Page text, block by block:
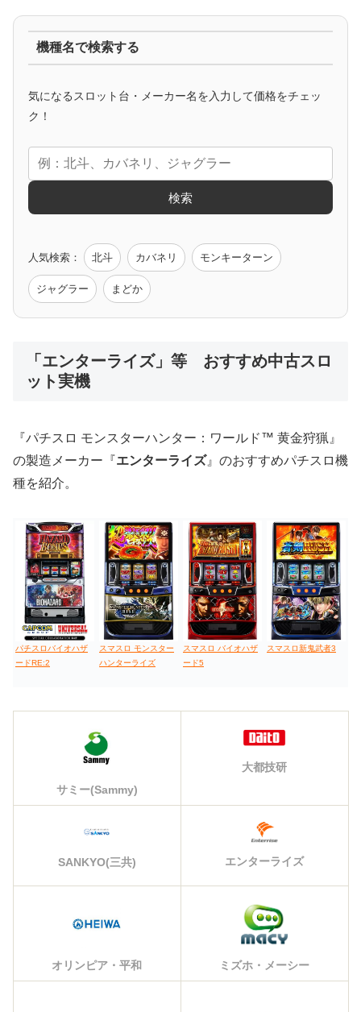
アニメタイアップ
エヴァ コードギアス 化物語 炎炎ノ消防隊
モンハン バイオ ペルソナ
値下げ台 ディスクアップ
機種名で検索する
気になるスロット台・メーカー名を入力して価格をチェッ
ク！
検索
人気検索： 北斗 カバネリ モンキーターン
ジャグラー まどか
「エンターライズ」等 おすすめ中古スロ
ット実機
『パチスロ モンスターハンター：ワールド™ 黄金狩猟』
の製造メーカー『エンターライズ』のおすすめパチスロ機
種を紹介。
パチスロバイオハザ
ードRE:2
スマスロ モンスター
ハンターライズ
スマスロ バイオハザ
ード5
スマスロ新鬼武者3
サミー(Sammy)
大都技研
SANKYO(三共) エンターライズ
オリンピア・平和 ミズホ・メーシー